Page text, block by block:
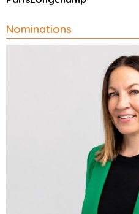
Nominations